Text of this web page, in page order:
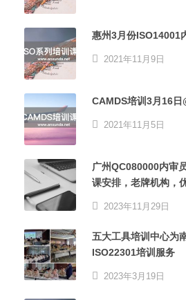
惠州3月份ISO14001
2021年11月9日
CAMDS培训3月16日
2021年11月5日
广州QC080000内审
课安排，老牌机构，
2023年11月29日
五大工具培训中心为
ISO22301培训服务
2023年3月19日